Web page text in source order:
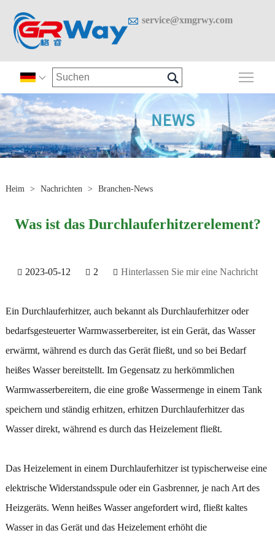
 service@xmgrwy.com
 
Heim > Nachrichten > Branchen-News
Was ist das Durchlauferhitzerelement?
2023-05-12 2 Hinterlassen Sie mir eine Nachricht
Ein Durchlauferhitzer, auch bekannt als Durchlauferhitzer oder
bedarfsgesteuerter Warmwasserbereiter, ist ein Gerät, das Wasser
erwärmt, während es durch das Gerät fließt, und so bei Bedarf
heißes Wasser bereitstellt. Im Gegensatz zu herkömmlichen
Warmwasserbereitern, die eine große Wassermenge in einem Tank
speichern und ständig erhitzen, erhitzen Durchlauferhitzer das
Wasser direkt, während es durch das Heizelement fließt.
Das Heizelement in einem Durchlauferhitzer ist typischerweise eine
elektrische Widerstandsspule oder ein Gasbrenner, je nach Art des
Heizgeräts. Wenn heißes Wasser angefordert wird, fließt kaltes
Wasser in das Gerät und das Heizelement erhöht die